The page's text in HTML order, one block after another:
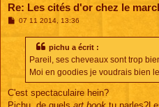
Re: Les cités d'or chez le
M07 11 2014, 13:36
pichu a écrit :
Pareil, ses cheveaux sont trop
Moi en goodies je voudrais bien
C'est spectaculaire hein?